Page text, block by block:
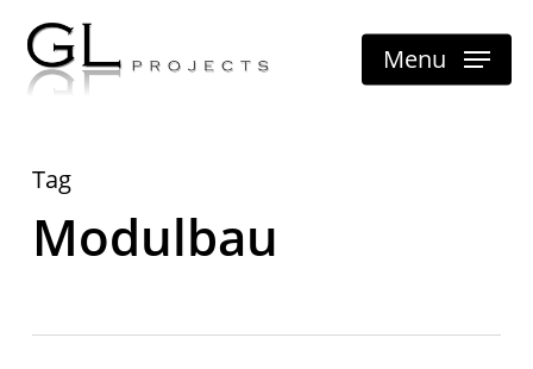
Skip
main
Menu
Tag
Modulbau